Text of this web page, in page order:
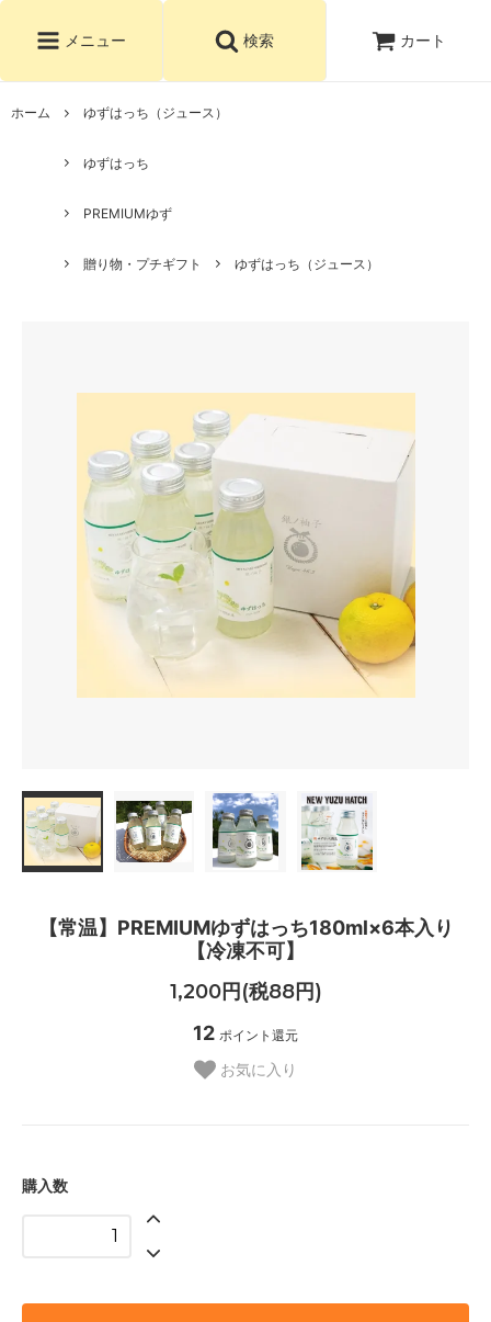
メニュー 検索 カート
ホーム ゆずはっち（ジュース）
ゆずはっち
PREMIUMゆず
贈り物・プチギフト ゆずはっち（ジュース）
【常温】PREMIUMゆずはっち180ml×6本入り
【冷凍不可】
1,200円(税88円)
12 ポイント還元
お気に入り
購入数